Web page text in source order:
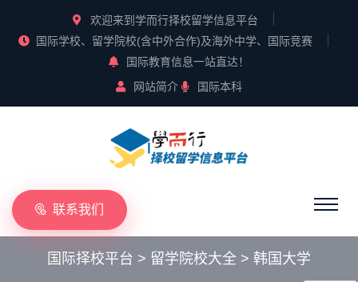
欢迎来到学而行择校留学信息平台
国际学校、留学院校(含中外合作)及海外中学、国际竞赛
国际教育信息一站直达！
网站简介
国际本科
联系我们
国际择校平台 > 留学院校大全 > 韩国大学